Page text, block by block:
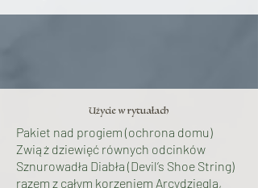
Użycie w rytuałach
Pakiet nad progiem (ochrona domu)
Zwiąż dziewięć równych odcinków
Sznurowadła Diabła (Devil’s Shoe String)
razem z całym korzeniem Arcydzięgla,